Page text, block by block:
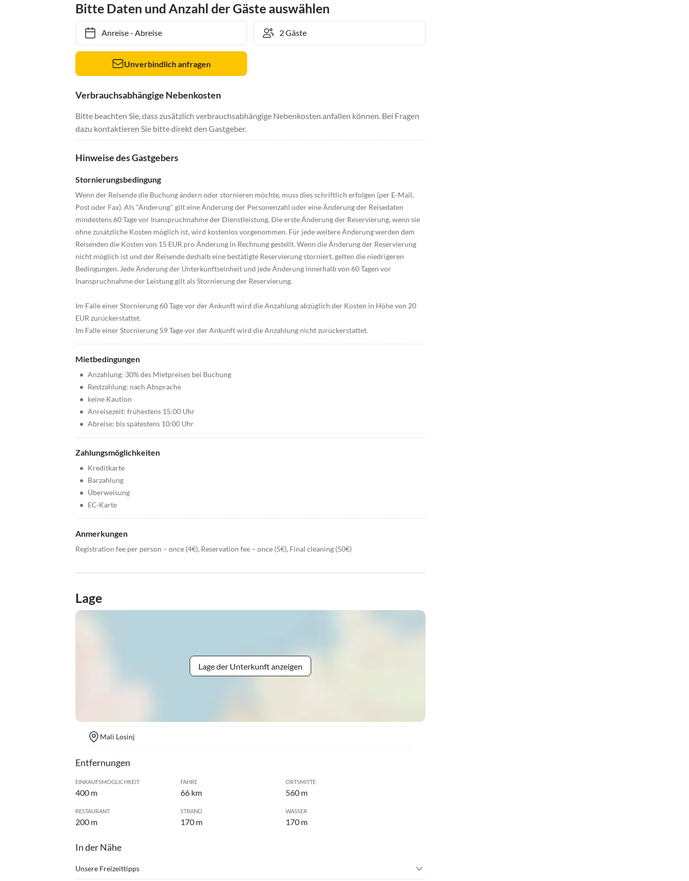
Bitte Daten und Anzahl der Gäste auswählen
Anreise- Abreise
Unverbindlich anfragen
Verbrauchsabhängige Nebenkosten
Bitte beachten Sie, dass zusätzlich verbrauchsabhängige Nebenkosten anfallen können. Bei Fragen
dazu kontaktieren Sie bitte direkt den Gastgeber.
Hinweise des Gastgebers
Stornierungsbedingung
Wenn der Reisende die Buchung ändern oder stornieren möchte, muss dies schriftlich erfolgen (per E-Mail,
Post oder Fax). Als "Änderung" gilt eine Änderung der Personenzahl oder eine Änderung der Reisedaten
mindestens 60 Tage vor Inanspruchnahme der Dienstleistung. Die erste Änderung der Reservierung, wenn sie
ohne zusätzliche Kosten möglich ist, wird kostenlos vorgenommen. Für jede weitere Änderung werden dem
Reisenden die Kosten von 15 EUR pro Änderung in Rechnung gestellt. Wenn die Änderung der Reservierung
nicht möglich ist und der Reisende deshalb eine bestätigte Reservierung storniert, gelten die niedrigeren
Bedingungen. Jede Änderung der Unterkunftseinheit und jede Änderung innerhalb von 60 Tagen vor
Inanspruchnahme der Leistung gilt als Stornierung der Reservierung.
Im Falle einer Stornierung 60 Tage vor der Ankunft wird die Anzahlung abzüglich der Kosten in Höhe von 20
EUR zurückerstattet.
Im Falle einer Stornierung 59 Tage vor der Ankunft wird die Anzahlung nicht zurückerstattet.
Mietbedingungen
• Anzahlung: 30% des Mietpreises bei Buchung
• Restzahlung: nach Absprache
• keine Kaution
• Anreisezeit: frühestens 15:00 Uhr
• Abreise: bis spätestens 10:00 Uhr
Zahlungsmöglichkeiten
• Kreditkarte
• Barzahlung
• Überweisung
• EC-Karte
Anmerkungen
Registration fee per person – once (4€), Reservation fee – once (5€), Final cleaning (50€)
Lage
Lage der Unterkunft anzeigen
Mali Losinj
Entfernungen
EINKAUFSMÖGLICHKEIT
400 m
FÄHRE
66 km
ORTSMITTE
560 m
RESTAURANT
200 m
STRAND
170 m
WASSER
170 m
In der Nähe
Unsere Freizeittipps